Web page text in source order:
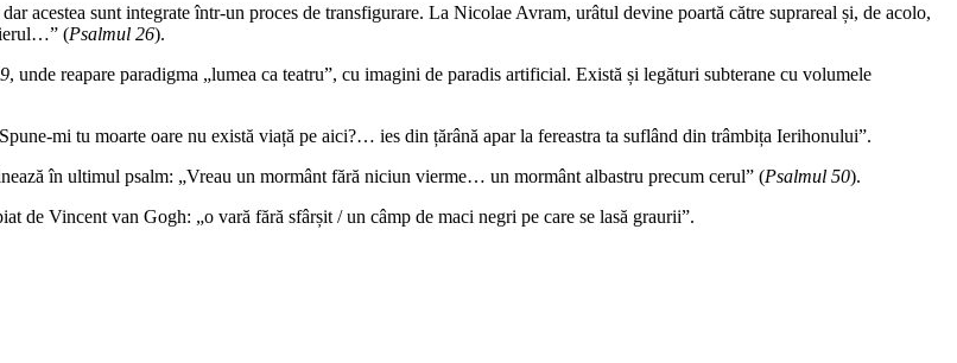
acestea sunt integrate într-un proces de transfigurare. La Nicolae Avram, urâtul devine poartă către suprareal și, de acolo,
(Psalmul 26).
, unde reapare paradigma „lumea ca teatru”, cu imagini de paradis artificial. Există și legături subterane cu volumele
mi tu moarte oare nu există viață pe aici?… ies din țărână apar la fereastra ta suflând din trâmbița Ierihonului”.
în ultimul psalm: „Vreau un mormânt fără niciun vierme… un mormânt albastru precum cerul” (Psalmul 50).
de Vincent van Gogh: „o vară fără sfârșit / un câmp de maci negri pe care se lasă graurii”.